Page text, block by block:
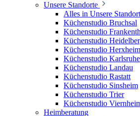
Unsere Standorte
Alles in Unsere
Küchenstudio Bruchsal
Küchenstudio
Küchenstudio
Küchenstudio Herxheim
Küchenstudio Karlsruhe
Küchenstudio Landau
Küchenstudio Rastatt
Küchenstudio Sinsheim
Küchenstudio Trier
Küchenstudio
Heimberatung